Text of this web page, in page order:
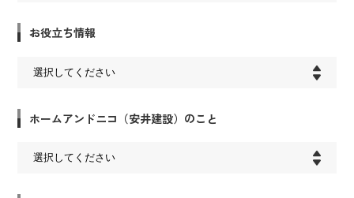
お役立ち情報
ホームアンドニコ（安井建設）のこと